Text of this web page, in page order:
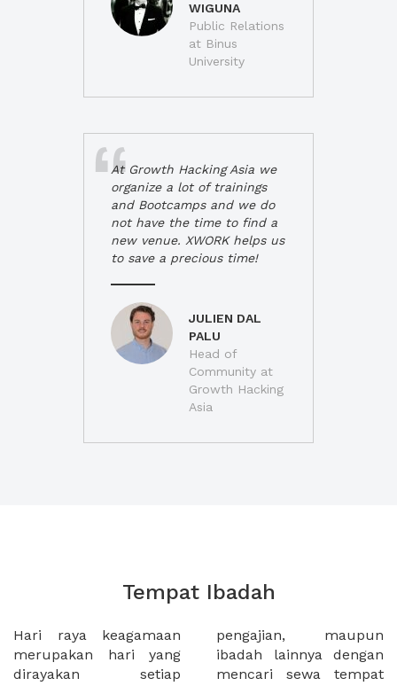
WIGUNA
Public Relations
at Binus
University
At Growth Hacking Asia we
organize a lot of trainings
and Bootcamps and we do
not have the time to find a
new venue. XWORK helps us
to save a precious time!
JULIEN DAL
PALU
Head of
Community at
Growth Hacking
Asia
Tempat Ibadah
Hari raya keagamaan
merupakan hari yang
dirayakan setiap
pengajian, maupun
ibadah lainnya dengan
mencari sewa tempat